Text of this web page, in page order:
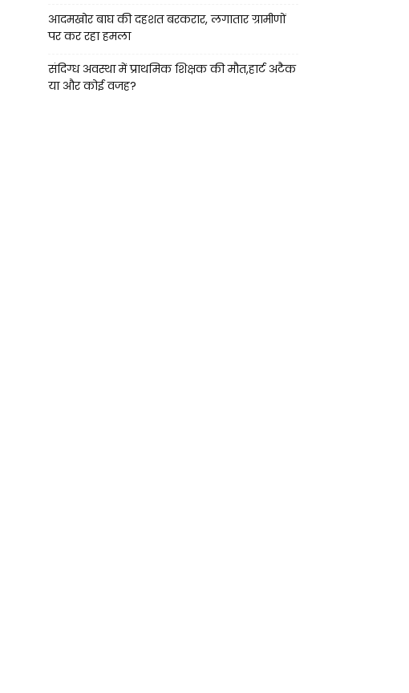
आदमखोर बाघ की दहशत बरकरार, लगातार ग्रामीणों
पर कर रहा हमला
संदिग्ध अवस्था में प्राथमिक शिक्षक की मौत,हार्ट अटैक
या और कोई वजह?